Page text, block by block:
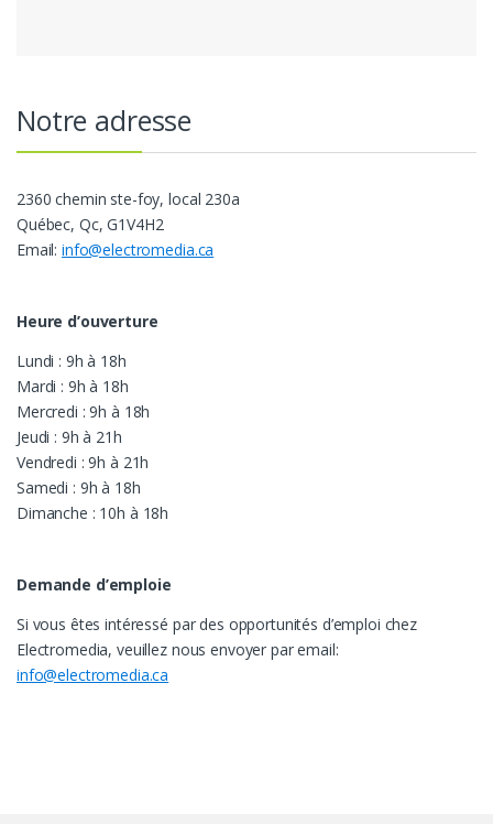
Notre adresse
2360 chemin ste-foy, local 230a
Québec, Qc, G1V4H2
Email:info@electromedia.ca
Heure d’ouverture
Lundi : 9h à 18h
Mardi : 9h à 18h
Mercredi : 9h à 18h
Jeudi : 9h à 21h
Vendredi : 9h à 21h
Samedi : 9h à 18h
Dimanche : 10h à 18h
Demande d’emploie
Si vous êtes intéressé par des opportunités d’emploi chez
Electromedia, veuillez nous envoyer par email:
info@electromedia.ca